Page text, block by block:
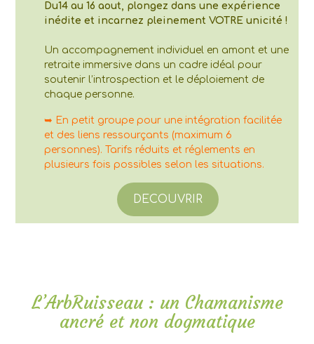
Du14 au 16 aout, plongez dans une expérience
inédite et incarnez pleinement VOTRE unicité !
Un accompagnement individuel en amont et une
retraite immersive dans un cadre idéal pour
soutenir l’introspection et le déploiement de
chaque personne.
➥ En petit groupe pour une intégration facilitée
et des liens ressourçants (maximum 6
personnes). Tarifs réduits et réglements en
plusieurs fois possibles selon les situations.
DECOUVRIR
L’ArbRuisseau : un Chamanisme
ancré et non dogmatique